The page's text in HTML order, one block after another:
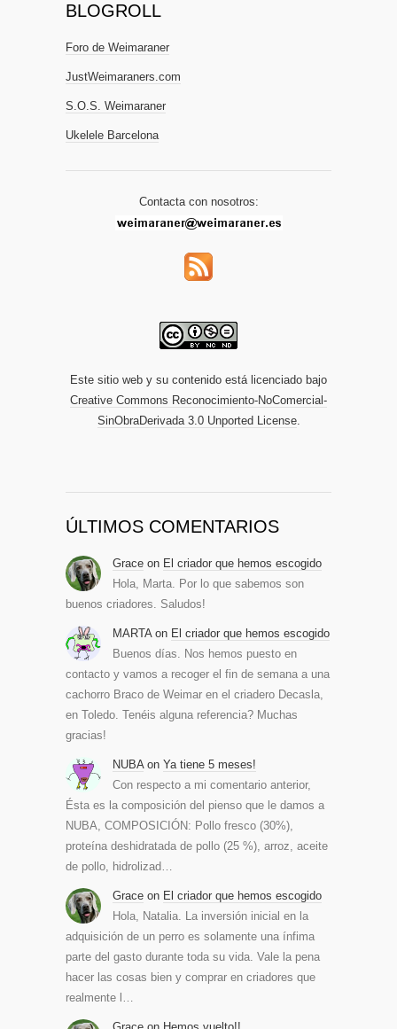
BLOGROLL
Foro de Weimaraner
JustWeimaraners.com
S.O.S. Weimaraner
Ukelele Barcelona
Contacta con nosotros:
Este sitio web y su contenido está licenciado bajo
Creative Commons Reconocimiento-NoComercial-
SinObraDerivada 3.0 Unported License.
ÚLTIMOS COMENTARIOS
Grace on El criador que hemos escogido
Hola, Marta. Por lo que sabemos son
buenos criadores. Saludos!
MARTA on El criador que hemos escogido
Buenos días. Nos hemos puesto en
contacto y vamos a recoger el fin de semana a una
cachorro Braco de Weimar en el criadero Decasla,
en Toledo. Tenéis alguna referencia? Muchas
gracias!
NUBA on Ya tiene 5 meses!
Con respecto a mi comentario anterior,
Ésta es la composición del pienso que le damos a
NUBA, COMPOSICIÓN: Pollo fresco (30%),
proteína deshidratada de pollo (25 %), arroz, aceite
de pollo, hidrolizad…
Grace on El criador que hemos escogido
Hola, Natalia. La inversión inicial en la
adquisición de un perro es solamente una ínfima
parte del gasto durante toda su vida. Vale la pena
hacer las cosas bien y comprar en criadores que
realmente l…